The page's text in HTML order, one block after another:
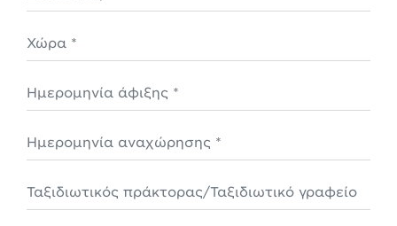
Χώρα *
Ημερομηνία άφιξης *
Ημερομηνία αναχώρησης *
Ταξιδιωτικός πράκτορας/Ταξιδιωτικό γραφείο